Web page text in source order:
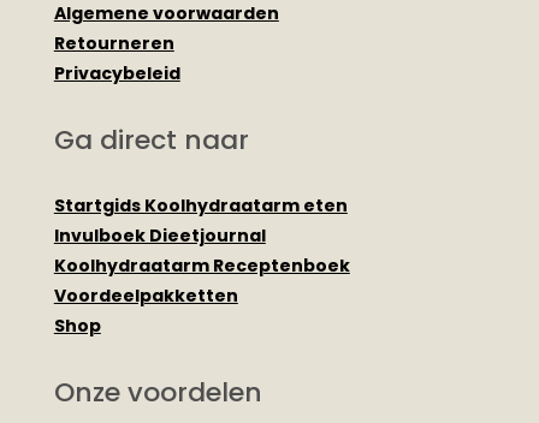
Algemene voorwaarden
Retourneren
Privacybeleid
Ga direct naar
Startgids Koolhydraatarm eten
Invulboek Dieetjournal
Koolhydraatarm Receptenboek
Voordeelpakketten
Shop
Onze voordelen